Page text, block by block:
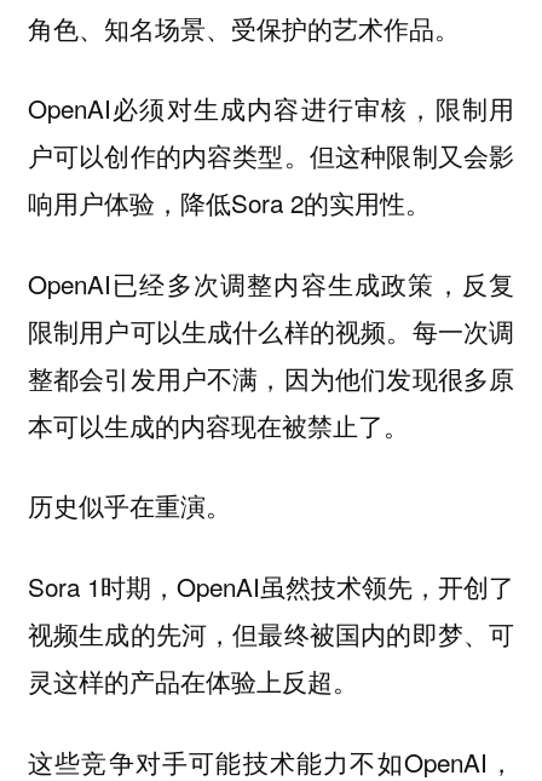
角色、知名场景、受保护的艺术作品。
OpenAI必须对生成内容进行审核，限制用
户可以创作的内容类型。但这种限制又会影
响用户体验，降低Sora 2的实用性。
OpenAI已经多次调整内容生成政策，反复
限制用户可以生成什么样的视频。每一次调
整都会引发用户不满，因为他们发现很多原
本可以生成的内容现在被禁止了。
历史似乎在重演。
Sora 1时期，OpenAI虽然技术领先，开创了
视频生成的先河，但最终被国内的即梦、可
灵这样的产品在体验上反超。
这些竞争对手可能技术能力不如OpenAI，